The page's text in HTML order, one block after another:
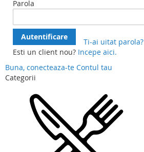
Parola
Autentificare
Ti-ai uitat parola?
Esti un client nou? Incepe aici.
Buna, conecteaza-te Contul tau
Categorii